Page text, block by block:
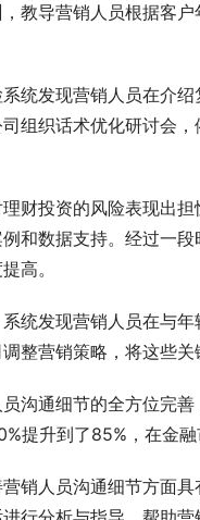
教导营销人员根据客
统发现营销人员在介
组织话术优化研讨会
财投资的风险表现出
和数据支持。经过一
高。
统发现营销人员在与
整营销策略，将这些
沟通细节的全方位完
提升到了85%，在金融
销人员沟通细节方面